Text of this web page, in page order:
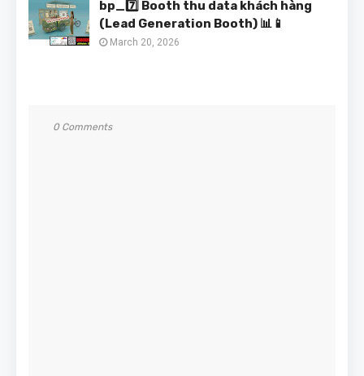
bp_7️⃣ Booth thu data khách hàng
(Lead Generation Booth) 📊📱
March 20, 2026
0 Comments